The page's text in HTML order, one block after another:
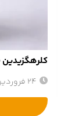
24 فروردین 1405